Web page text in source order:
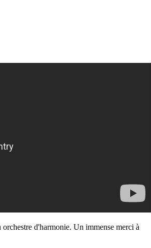
d'harmonie. Un immense merci à